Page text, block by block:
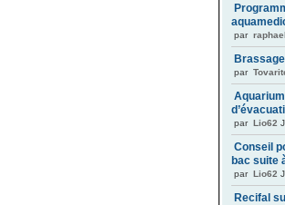
par
par
par Lio62
Conseil
bac suite
par Lio62
Recifal